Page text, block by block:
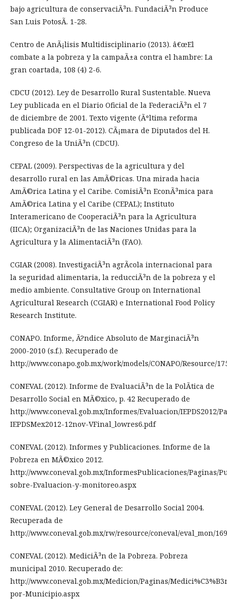
bajo agricultura de conservaciÃ³n. FundaciÃ³n Produce
San Luis PotosÃ­. 1-28.
Centro de AnÃ¡lisis Multidisciplinario (2013). â€œEl
combate a la pobreza y la campaÃ±a contra el hambre: La
gran coartada, 108 (4) 2-6.
CDCU (2012). Ley de Desarrollo Rural Sustentable. Nueva
Ley publicada en el Diario Oficial de la FederaciÃ³n el 7
de diciembre de 2001. Texto vigente (Ãºltima reforma
publicada DOF 12-01-2012). CÃ¡mara de Diputados del H.
Congreso de la UniÃ³n (CDCU).
CEPAL (2009). Perspectivas de la agricultura y del
desarrollo rural en las AmÃ©ricas. Una mirada hacia
AmÃ©rica Latina y el Caribe. ComisiÃ³n EconÃ³mica para
AmÃ©rica Latina y el Caribe (CEPAL); Instituto
Interamericano de CooperaciÃ³n para la Agricultura
(IICA); OrganizaciÃ³n de las Naciones Unidas para la
Agricultura y la AlimentaciÃ³n (FAO).
CGIAR (2008). InvestigaciÃ³n agrÃ­cola internacional para
la seguridad alimentaria, la reducciÃ³n de la pobreza y el
medio ambiente. Consultative Group on International
Agricultural Research (CGIAR) e International Food Policy
Research Institute.
CONAPO. Informe, Ã?ndice Absoluto de MarginaciÃ³n
2000-2010 (s.f.). Recuperado de
http://www.conapo.gob.mx/work/models/CONAPO/Resource/
CONEVAL (2012). Informe de EvaluaciÃ³n de la PolÃ­tica de
Desarrollo Social en MÃ©xico, p. 42 Recuperado de
http://www.coneval.gob.mx/Informes/Evaluacion/IEPDS2012/
IEPDSMex2012-12nov-VFinal_lowres6.pdf
CONEVAL (2012). Informes y Publicaciones. Informe de la
Pobreza en MÃ©xico 2012.
http://www.coneval.gob.mx/InformesPublicaciones/Paginas/
sobre-Evaluacion-y-monitoreo.aspx
CONEVAL (2012). Ley General de Desarrollo Social 2004.
Recuperada de
http://www.coneval.gob.mx/rw/resource/coneval/eval_mon/
CONEVAL (2012). MediciÃ³n de la Pobreza. Pobreza
municipal 2010. Recuperado de:
http://www.coneval.gob.mx/Medicion/Paginas/
por-Municipio.aspx